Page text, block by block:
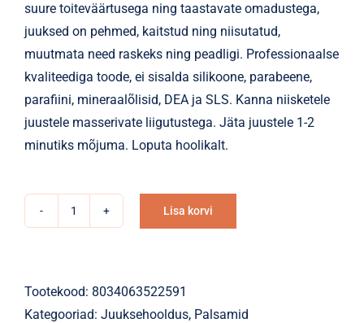
suure toiteväärtusega ning taastavate omadustega,
juuksed on pehmed, kaitstud ning niisutatud,
muutmata need raskeks ning peadligi. Professionaalse
kvaliteediga toode, ei sisalda silikoone, parabeene,
parafiini, mineraalõlisid, DEA ja SLS. Kanna niisketele
juustele masserivate liigutustega. Jäta juustele 1-2
minutiks mõjuma. Loputa hoolikalt.
toitev
Mangoga
Lisa korvi
Alternative:
Tootekood: 8034063522591
Kategooriad: Juuksehooldus, Palsamid